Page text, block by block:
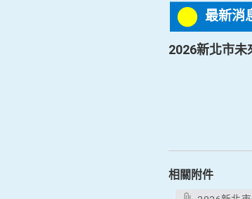
最新消
2026新北市未
相關附件